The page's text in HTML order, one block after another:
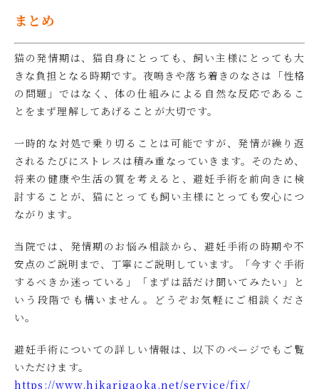
まとめ
猫の発情期は、猫自身にとっても、飼い主様にとっても大
きな負担となる時期です。夜鳴きや落ち着きのなさは「性格
の問題」ではなく、体の仕組みによる自然な反応であるこ
とをまず理解してあげることが大切です。
一時的な対処で乗り切ることは可能ですが、発情が繰り返
されるたびにストレスは積み重なっていきます。そのため、
将来の健康や生活の質を考えると、避妊手術を前向きに検
討することが、猫にとっても飼い主様にとっても安心につ
ながります。
当院では、発情期のお悩み相談から、避妊手術の時期や不
安点のご説明まで、丁寧にご説明しています。「今すぐ手術
するべきか迷っている」「まずは話だけ聞いてみたい」と
いう段階でも構いません。どうぞお気軽にご相談くださ
い。
避妊手術についての詳しい情報は、以下のページでもご覧
いただけます。
https://www.hikarigaoka.net/service/fix/